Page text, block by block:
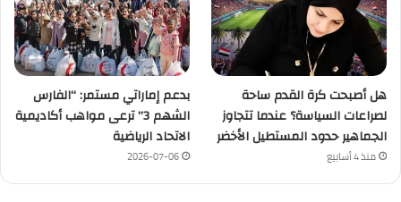
هل أصبحت كرة القدم ساحة
لصراعات السياسة؟ عندما تتجاوز
الجماهير حدود المستطيل الأخضر
منذ 4 أسابيع
بدعم إماراتي مستمر: “الفارس
الشهم 3” ترعى مواهب أكاديمية
الاتحاد الرياضية
2026-07-06